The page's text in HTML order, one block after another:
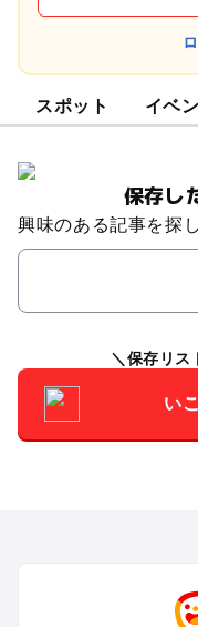
スポット イベ
保存し
興味のある記事を探
保存リス
い